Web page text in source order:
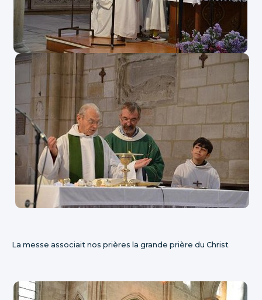
La messe associait nos prières la grande prière du Christ